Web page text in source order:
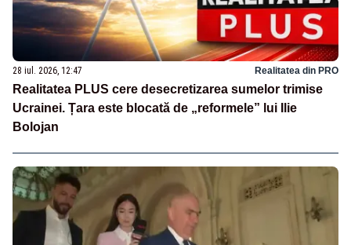
28 iul. 2026, 12:47 Realitatea din PRO
Realitatea PLUS cere desecretizarea sumelor trimise
Ucrainei. Țara este blocată de „reformele” lui Ilie
Bolojan